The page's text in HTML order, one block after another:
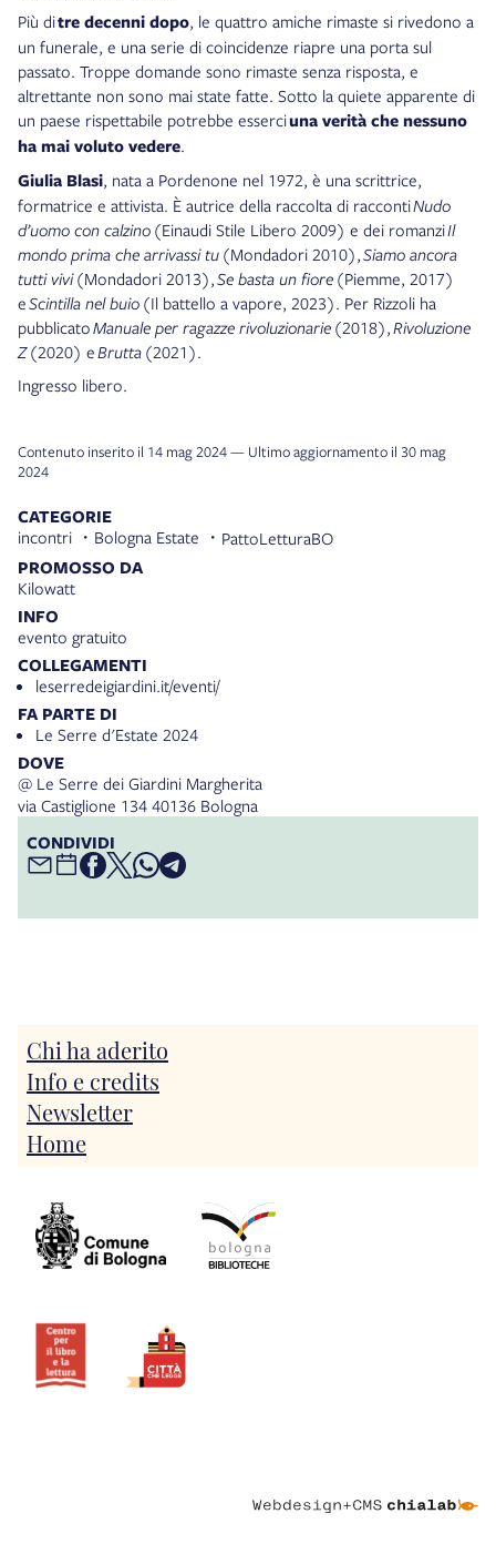
Più ditre decenni dopo, le quattro amiche rimaste si rivedono a
un funerale, e una serie di coincidenze riapre una porta sul
passato. Troppe domande sono rimaste senza risposta, e
altrettante non sono mai state fatte. Sotto la quiete apparente di
un paese rispettabile potrebbe esserciuna verità che nessuno
ha mai voluto vedere.
Giulia Blasi, nata a Pordenone nel 1972, è una scrittrice,
formatrice e attivista. È autrice della raccolta di raccontiNudo
d’uomo con calzino (Einaudi Stile Libero 2009) e dei romanziIl
mondo prima che arrivassi tu (Mondadori 2010),Siamo ancora
tutti vivi(Mondadori 2013),Se basta un fiore (Piemme, 2017)
eScintilla nel buio (Il battello a vapore, 2023). Per Rizzoli ha
pubblicatoManuale per ragazze rivoluzionarie (2018),Rivoluzione
Z(2020) eBrutta (2021).
Ingresso libero.
CATEGORIE
incontri Bologna Estate PattoLetturaBO
PROMOSSO DA
Kilowatt
INFO
evento gratuito
COLLEGAMENTI
leserredeigiardini.it/eventi/
FA PARTE DI
Le Serre d'Estate 2024
DOVE
@ Le Serre dei Giardini Margherita
via Castiglione 134 40136 Bologna
CONDIVIDI
Contenuto inserito il 14 mag 2024 — Ultimo aggiornamento il 30 mag
2024
Chi ha aderito
Info e credits
Newsletter
Home